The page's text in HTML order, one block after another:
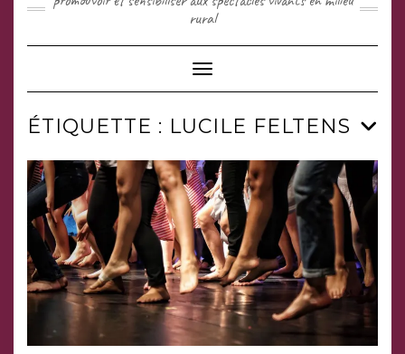
rural
Toggle Navigation
ÉTIQUETTE : LUCILE FELTENS